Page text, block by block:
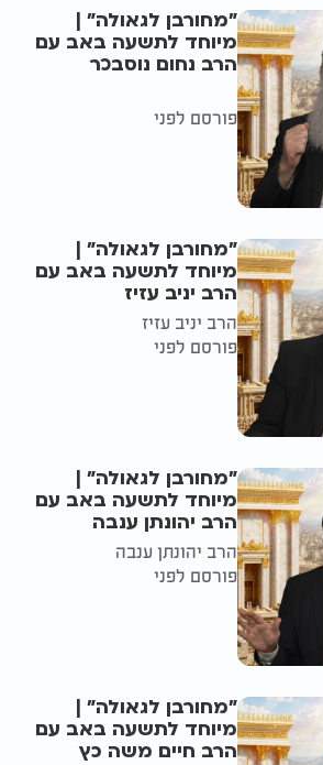
"מחורבן לגאולה" |
מיוחד לתשעה באב עם
הרב נחום נוסבכר
פורסם לפני
"מחורבן לגאולה" |
מיוחד לתשעה באב עם
הרב יניב עזיז
הרב יניב עזיז
פורסם לפני
"מחורבן לגאולה" |
מיוחד לתשעה באב עם
הרב יהונתן ענבה
הרב יהונתן ענבה
פורסם לפני
"מחורבן לגאולה" |
מיוחד לתשעה באב עם
הרב חיים משה כץ